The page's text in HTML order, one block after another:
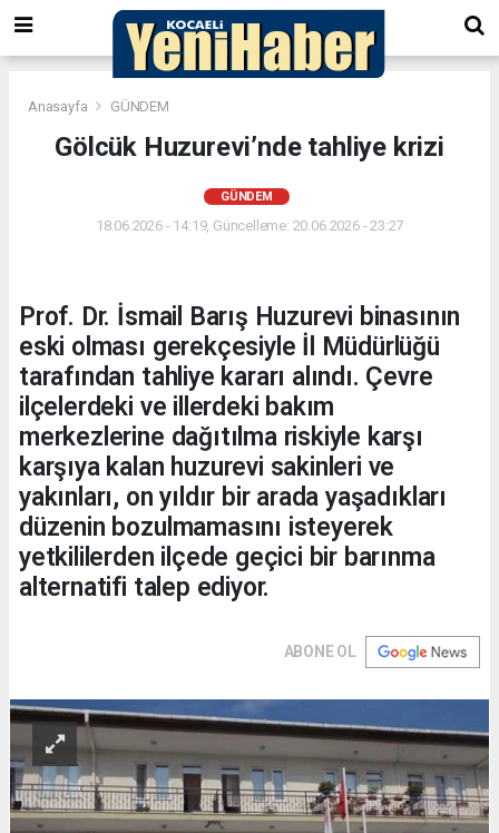
Anasayfa GÜNDEM
Gölcük Huzurevi’nde tahliye krizi
GÜNDEM
18.06.2026 - 14:19, Güncelleme: 20.06.2026 - 23:27
Prof. Dr. İsmail Barış Huzurevi binasının
eski olması gerekçesiyle İl Müdürlüğü
tarafından tahliye kararı alındı. Çevre
ilçelerdeki ve illerdeki bakım
merkezlerine dağıtılma riskiyle karşı
karşıya kalan huzurevi sakinleri ve
yakınları, on yıldır bir arada yaşadıkları
düzenin bozulmamasını isteyerek
yetkililerden ilçede geçici bir barınma
alternatifi talep ediyor.
ABONE OL